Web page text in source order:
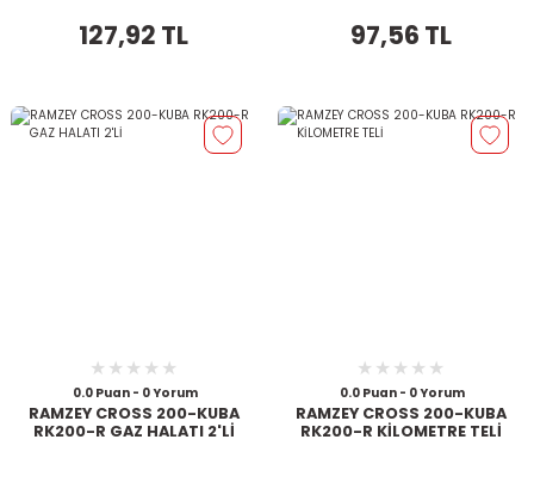
127,92 TL 97,56 TL
0.0 Puan - 0 Yorum
RAMZEY CROSS 200-KUBA
RK200-R GAZ HALATI 2'Lİ
0.0 Puan - 0 Yorum
RAMZEY CROSS 200-KUBA
RK200-R KİLOMETRE TELİ